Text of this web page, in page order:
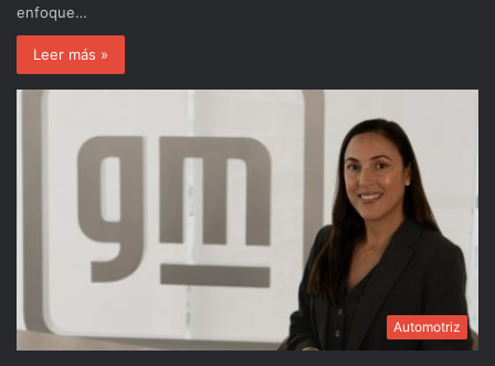
enfoque…
Leer más »
Automotriz